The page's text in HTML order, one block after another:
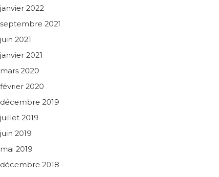
janvier 2022
septembre 2021
juin 2021
janvier 2021
mars 2020
février 2020
décembre 2019
juillet 2019
juin 2019
mai 2019
décembre 2018